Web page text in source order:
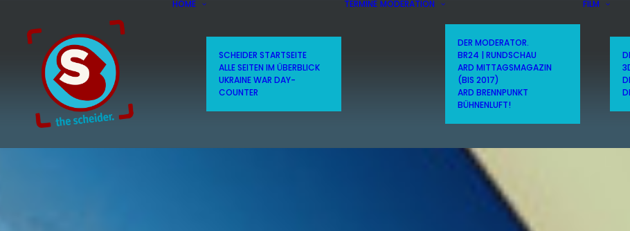
HOME
SCHEIDER STARTSEITE
ALLE SEITEN IM ÜBERBLICK
UKRAINE WAR DAY-
COUNTER
TERMINE MODERATION
DER MODERATOR.
BR24 | RUNDSCHAU
ARD MITTAGSMAGAZIN
(BIS 2017)
ARD BRENNPUNKT
BÜHNENLUFT!
FILM